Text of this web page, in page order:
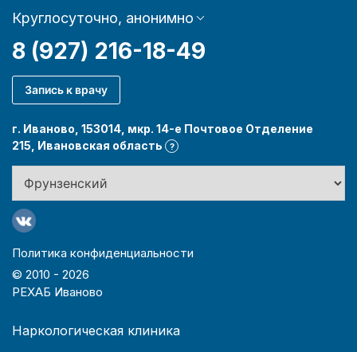
Круглосуточно, анонимно
8 (927) 216-18-49
Запись к врачу
г. Иваново, 153014, мкр. 14-е Почтовое Отделение
215, Ивановская область
?
Политика конфиденциальности
© 2010 - 2026
РЕХАБ Иваново
Наркологическая клиника